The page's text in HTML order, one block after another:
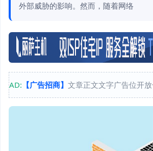
外部威胁的影响。然而，随着网络
AD: 【广告招商】 文章正文文字广告位开